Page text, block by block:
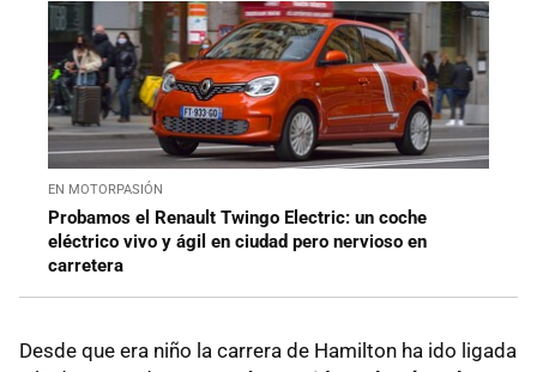
EN MOTORPASIÓN
Probamos el Renault Twingo Electric: un coche
eléctrico vivo y ágil en ciudad pero nervioso en
carretera
Desde que era niño la carrera de Hamilton ha ido ligada